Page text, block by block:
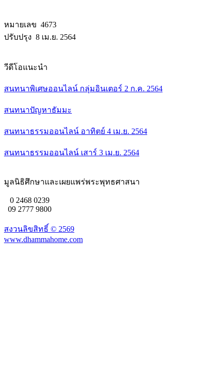
หมายเลข 4673
ปรับปรุง 8 เม.ย. 2564
วีดีโอแนะนำ
สนทนาพิเศษออนไลน์ กลุ่มอินเตอร์ 2 ก.ค. 2564
สนทนาปัญหาธัมมะ
สนทนาธรรมออนไลน์ อาทิตย์ 4 เม.ย. 2564
สนทนาธรรมออนไลน์ เสาร์ 3 เม.ย. 2564
มูลนิธิศึกษาและเผยแพร่พระพุทธศาสนา
0 2468 0239
09 2777 9800
สงวนลิขสิทธิ์ © 2569
www.dhammahome.com